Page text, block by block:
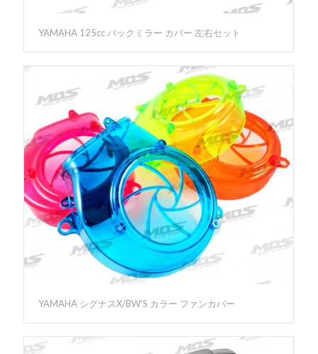
YAMAHA 125cc バックミラー カバー 左右セット
YAMAHA シグナスX/BW’S カラー ファンカバー